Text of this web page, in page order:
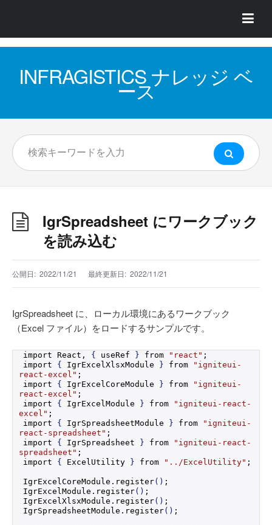
INFRAGISTICS ナレッジ ベ
ース
IgrSpreadsheet にワークブック
を読み込む
公開日: 2022/11/21 最終更新日: 2022/11/21
IgrSpreadsheet に、ローカル環境にあるワークブック
（Excel ファイル）をロードするサンプルです。
import React, { useRef } from "react" ;
import { IgrExcelXlsxModule } from
"igniteui-
react-excel" ;
import { IgrExcelCoreModule } from
"igniteui-
react-excel" ;
import { IgrExcelModule } from
"igniteui-react-
excel" ;
import { IgrSpreadsheetModule } from
"igniteui-
react-spreadsheet" ;
import { IgrSpreadsheet } from
"igniteui-react-
spreadsheet" ;
import { ExcelUtility } from "../ExcelUtility" ;
IgrExcelCoreModule. register() ;
IgrExcelModule. register() ;
IgrExcelXlsxModule. register() ;
IgrSpreadsheetModule. register() ;